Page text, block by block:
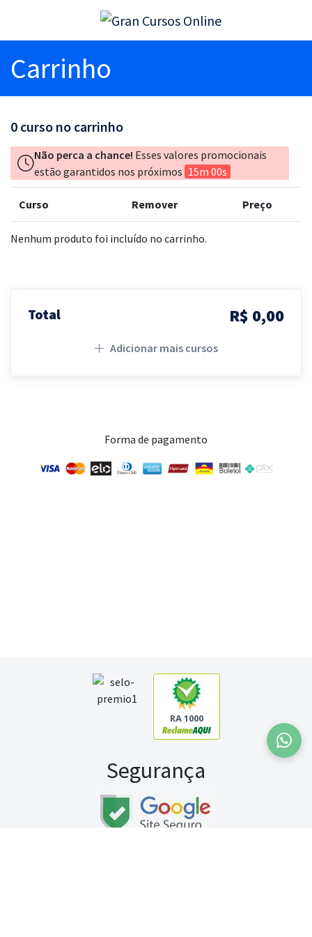
Carrinho
0 curso no carrinho
Não perca a chance! Esses valores promocionais
estão garantidos nos próximos 15m 00s
Curso Remover Preço
Nenhum produto foi incluído no carrinho.
Total R$ 0,00
Adicionar mais cursos
Forma de pagamento
RA 1000
Segurança